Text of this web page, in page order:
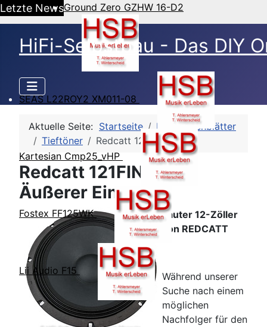
Letzte NewsGround Zero GZHW 16-D2
SEAS L22ROY2 XM011-08
Kartesian Cmp25_vHP
Fostex FF125WK
Lii Audio F15
HiFi-Selbstbau - Das DIY
Aktuelle Seite: Startseite
HSB-Datenblätter
Tieftöner
Redcatt 121FINDX4
Redcatt 121FINDX4 -
Äußerer Eindruck
Lauter 12-Zöller
von REDCATT
Während unserer
Suche nach einem
möglichen
Nachfolger für den